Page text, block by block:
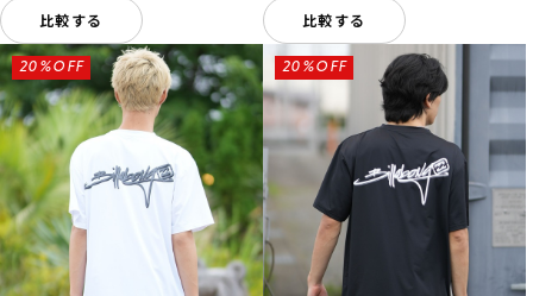
比較する 比較する
20%OFF 20%OFF